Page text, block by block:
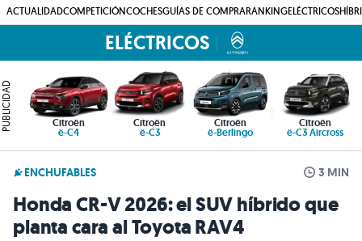
ACTUALIDADCOMPETICIÓNCOCHESGUÍAS DE COMPRARANKINGELÉCTRICOS
ELÉCTRICOS
PUBLICIDAD Citroën
ë-C4
Citroën
ë-C3
Citroën
ë-Berlingo
Citroën
ë-C3 Aircross
ENCHUFABLES 3 MIN
Honda CR-V 2026: el SUV híbrido que
planta cara al Toyota RAV4